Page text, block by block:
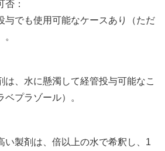
：
与でも使用可能なケースあり（ただ
は、水に懸濁して経管投与可能なこ
プラゾール）。
い製剤は、倍以上の水で希釈し、1